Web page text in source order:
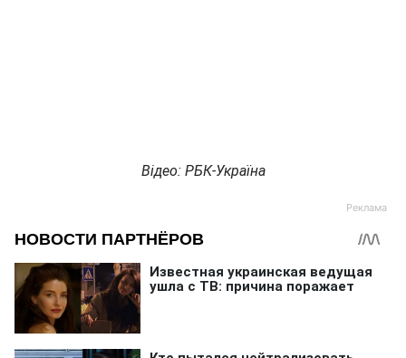
Відео: РБК-Україна